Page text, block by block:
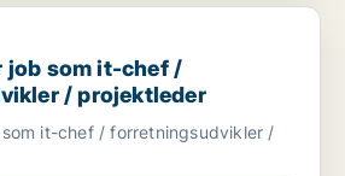
it-chef / forretningsudvikler /
job som it-chef /
/ projektleder
it-chef / forretningsudvikler /